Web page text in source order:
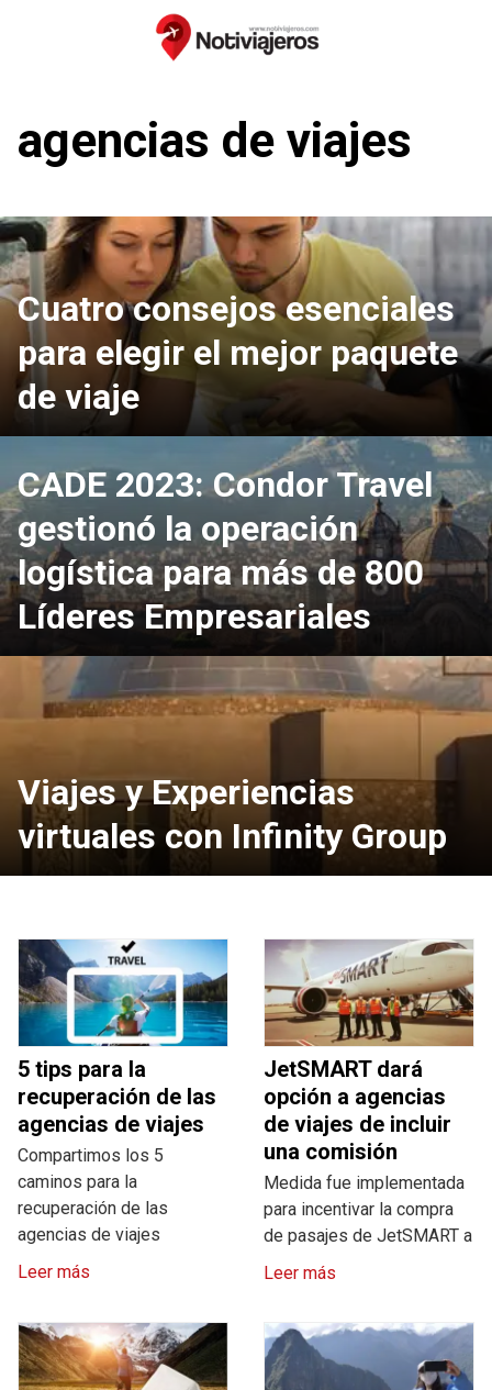
agencias de viajes
Cuatro consejos esenciales
para elegir el mejor paquete
de viaje
CADE 2023: Condor Travel
gestionó la operación
logística para más de 800
Líderes Empresariales
Viajes y Experiencias
virtuales con Infinity Group
5 tips para la
recuperación de las
agencias de viajes
Compartimos los 5
caminos para la
recuperación de las
agencias de viajes
Leer más
JetSMART dará
opción a agencias
de viajes de incluir
una comisión
Medida fue implementada
para incentivar la compra
de pasajes de JetSMART a
Leer más